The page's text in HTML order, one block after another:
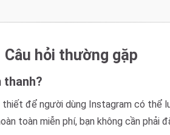
Câu hỏi thường gặp
thanh?
để người dùng Instagram có thể
toàn miễn phí, bạn không cần phải